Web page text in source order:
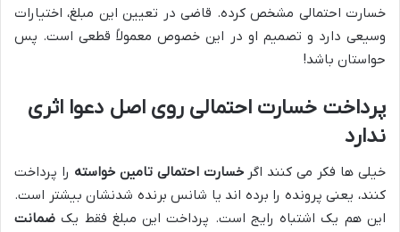
خسارت احتمالی مشخص کرده. قاضی در تعیین این مبلغ، اختیارات
وسیعی دارد و تصمیم او در این خصوص معمولاً قطعی است. پس
حواستان باشد!
پرداخت خسارت احتمالی روی اصل دعوا اثری
ندارد
خیلی ها فکر می کنند اگرخسارت احتمالی تامین خواسته را پرداخت
کنند، یعنی پرونده را برده اند یا شانس برنده شدنشان بیشتر است.
این هم یک اشتباه رایج است. پرداخت این مبلغ فقط یک ضمانت